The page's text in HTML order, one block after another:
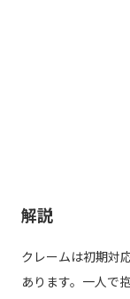
解説
クレームは初期対
あります。一人で